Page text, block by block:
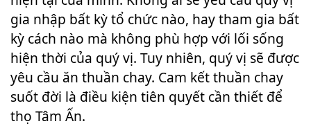
gia nhập bất kỳ tổ chức nào, hay tham gia bất
kỳ cách nào mà không phù hợp với lối sống
hiện thời của quý vị. Tuy nhiên, quý vị sẽ được
yêu cầu ăn thuần chay. Cam kết thuần chay
suốt đời là điều kiện tiên quyết cần thiết để
thọ Tâm Ấn.